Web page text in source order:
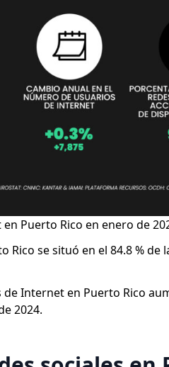
Puerto Rico en enero de
Rico se situó en el 84.8 % de
Internet en Puerto Rico
2024.